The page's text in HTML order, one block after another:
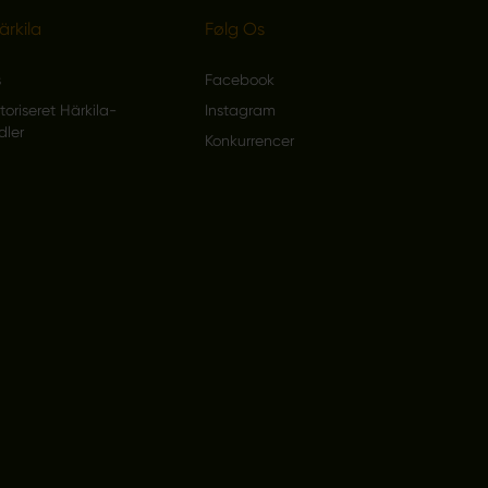
Härkila-
Følg Os
Facebook
Instagram
Konkurrencer